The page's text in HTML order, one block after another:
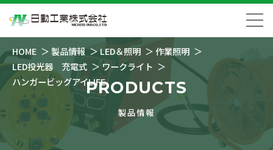
HOME 製品情報 LED＆照明
作業照明
LED投光器 充電式
ワークライト
ハンガービッグアイLIFEPRODUCTS
製品情報